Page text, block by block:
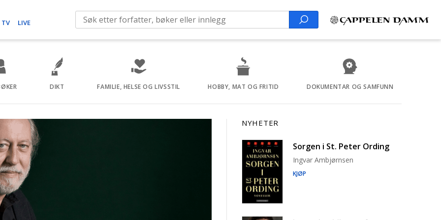
TV LIVE
e
Search
DIKT FAMILIE, HELSE OG LIVSSTIL HOBBY, MAT OG FRITID DOKUMENTAR OG SAMFUNN
NYHETER
Sorgen i St. Peter Ording
Ingvar Ambjørnsen
KJØP